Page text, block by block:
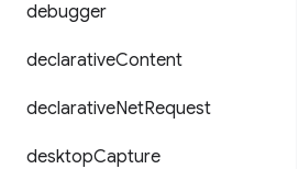
debugger
declarativeContent
declarativeNetRequest
desktopCapture